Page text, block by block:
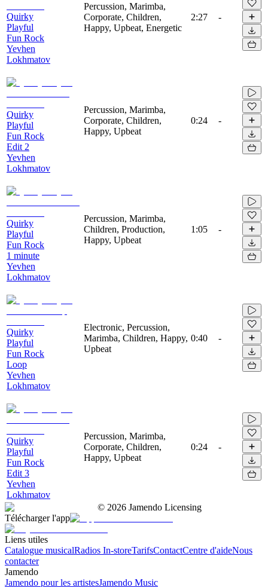
Quirky
Playful
Fun Rock
Yevhen
Lokhmatov
Percussion, Marimba,
Corporate, Children,
Happy, Upbeat, Energetic
2:27 -
Quirky
Playful
Fun Rock
Edit 2
Yevhen
Lokhmatov
Percussion, Marimba,
Corporate, Children,
Happy, Upbeat
0:24 -
Quirky
Playful
Fun Rock
1 minute
Yevhen
Lokhmatov
Percussion, Marimba,
Children, Production,
Happy, Upbeat
1:05 -
Quirky
Playful
Fun Rock
Loop
Yevhen
Lokhmatov
Electronic, Percussion,
Marimba, Children, Happy,
Upbeat
0:40 -
Quirky
Playful
Fun Rock
Edit 3
Yevhen
Lokhmatov
Percussion, Marimba,
Corporate, Children,
Happy, Upbeat
0:24 -
© 2026 Jamendo Licensing
Télécharger l'app
Liens utiles
Catalogue musicalRadios In-storeTarifsContactCentre d'aideNous
contacter
Jamendo
Jamendo pour les artistesJamendo Music